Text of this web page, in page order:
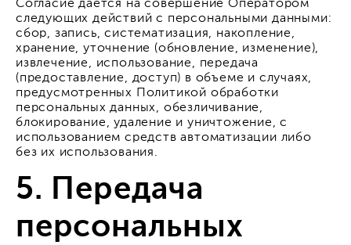
Согласие дается на совершение Оператором
следующих действий с персональными данными:
сбор, запись, систематизация, накопление,
хранение, уточнение (обновление, изменение),
извлечение, использование, передача
(предоставление, доступ) в объеме и случаях,
предусмотренных Политикой обработки
персональных данных, обезличивание,
блокирование, удаление и уничтожение, с
использованием средств автоматизации либо
без их использования.
5. Передача
персональных